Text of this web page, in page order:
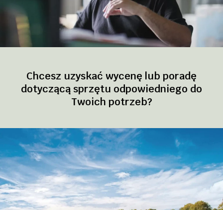
Chcesz uzyskać wycenę lub poradę
dotyczącą sprzętu odpowiedniego do
Twoich potrzeb?